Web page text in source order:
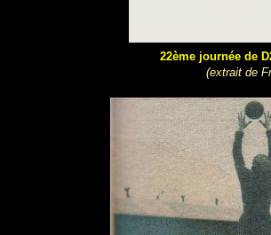
22ème journée de
(extrait de